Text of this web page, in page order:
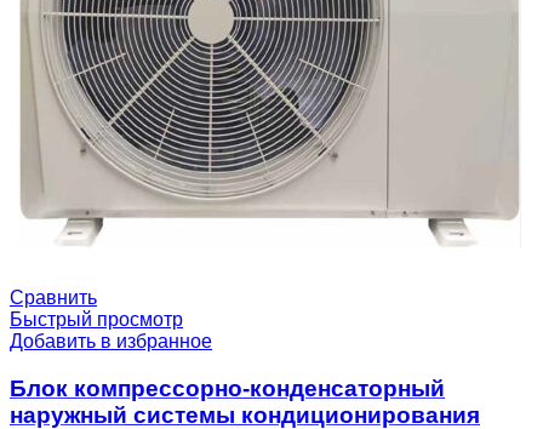
Сравнить
Быстрый просмотр
Добавить в избранное
Блок компрессорно-конденсаторный
наружный системы кондиционирования